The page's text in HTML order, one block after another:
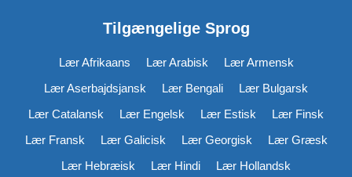
Tilgængelige Sprog
Lær Afrikaans Lær Arabisk
Lær Armensk
Lær Aserbajdsjansk
Lær Bengali
Lær Bulgarsk
Lær Catalansk
Lær Engelsk Lær Estisk
Lær Finsk
Lær Fransk
Lær Galicisk Lær Georgisk
Lær Græsk
Lær Hebræisk
Lær Hindi
Lær Hollandsk